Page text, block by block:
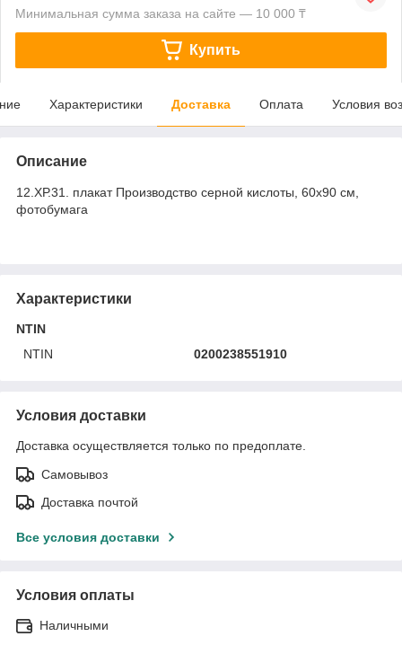
Минимальная сумма заказа на сайте — 10 000 ₸
Купить
Характеристики Доставка Оплата Условия
Описание
12.ХР.31. плакат Производство серной кислоты, 60х90 см,
фотобумага
Характеристики
NTIN
NTIN
0200238551910
Условия доставки
Доставка осуществляется только по предоплате.
Самовывоз
Доставка почтой
Все условия доставки
Условия оплаты
Наличными